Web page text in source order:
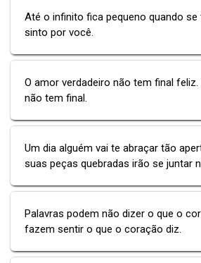
Até o infinito fica pequeno quando se
sinto por você.
O amor verdadeiro não tem final
não tem final.
Um dia alguém vai te abraçar tão
suas peças quebradas irão se juntar
Palavras podem não dizer o que o
fazem sentir o que o coração diz.